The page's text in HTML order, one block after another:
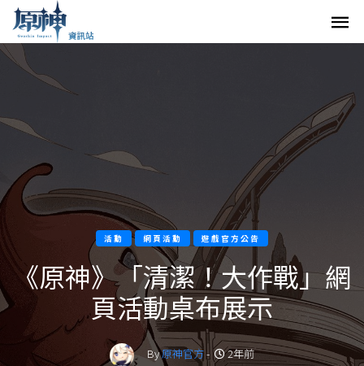
活動 網頁活動 遊戲官方公告
《原神》「清潔！大作戰」網
頁活動桌布展示
By原神官方- 2年前